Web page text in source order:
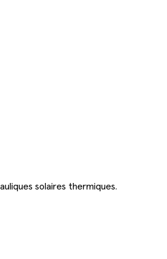
solaires thermiques.